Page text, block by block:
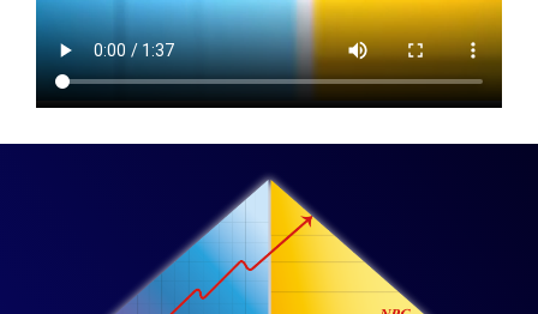
يوميات المجلس
الاعلانات
الفيديوهات